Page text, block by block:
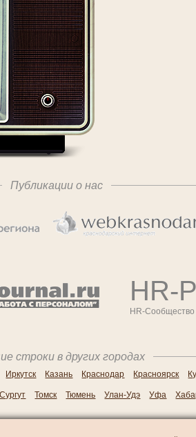
Публикации о нас
HR-
HR-Сообщество
строки в других городах
Иркутск Казань Краснодар Красноярск
Сургут Томск Тюмень Улан-Удэ Уфа